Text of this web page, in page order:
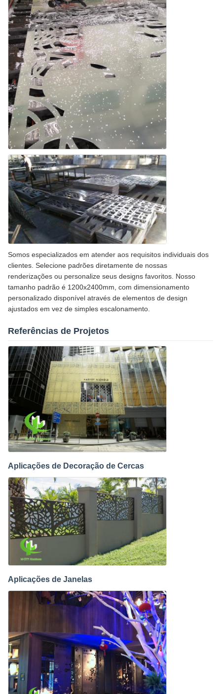
Somos especializados em atender aos requisitos individuais dos
clientes. Selecione padrões diretamente de nossas
renderizações ou personalize seus designs favoritos. Nosso
tamanho padrão é 1200x2400mm, com dimensionamento
personalizado disponível através de elementos de design
ajustados em vez de simples escalonamento.
Referências de Projetos
Aplicações de Decoração de Cercas
Aplicações de Janelas